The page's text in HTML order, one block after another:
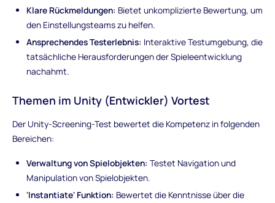
Klare Rückmeldungen: Bietet unkomplizierte Bewertung, um
den Einstellungsteams zu helfen.
Ansprechendes Testerlebnis: Interaktive Testumgebung, die
tatsächliche Herausforderungen der Spieleentwicklung
nachahmt.
Themen im Unity (Entwickler) Vortest
Der Unity-Screening-Test bewertet die Kompetenz in folgenden
Bereichen:
Verwaltung von Spielobjekten: Testet Navigation und
Manipulation von Spielobjekten.
'Instantiate' Funktion: Bewertet die Kenntnisse über die